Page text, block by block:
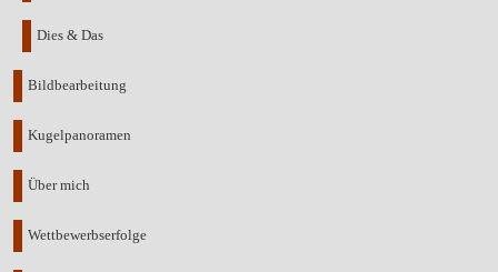
Dies & Das
Bildbearbeitung
Kugelpanoramen
Über mich
Wettbewerbserfolge